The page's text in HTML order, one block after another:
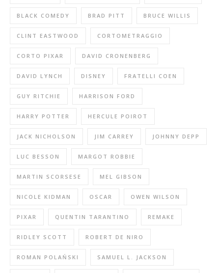
BLACK COMEDY BRAD PITT BRUCE WILLIS
CLINT EASTWOOD CORTOMETRAGGIO
CORTO PIXAR DAVID CRONENBERG
DAVID LYNCH DISNEY FRATELLI COEN
GUY RITCHIE HARRISON FORD
HARRY POTTER HERCULE POIROT
JACK NICHOLSON JIM CARREY JOHNNY DEPP
LUC BESSON MARGOT ROBBIE
MARTIN SCORSESE MEL GIBSON
NICOLE KIDMAN OSCAR OWEN WILSON
PIXAR QUENTIN TARANTINO REMAKE
RIDLEY SCOTT ROBERT DE NIRO
ROMAN POLAŃSKI SAMUEL L. JACKSON